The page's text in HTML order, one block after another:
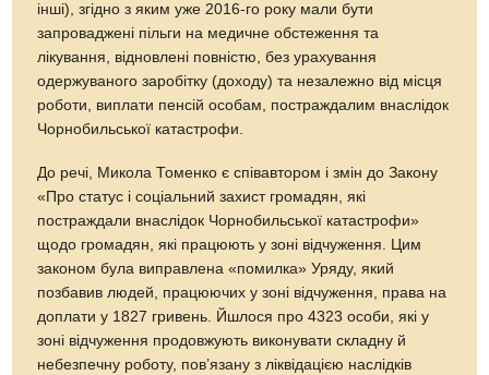
інші), згідно з яким уже 2016-го року мали бути
запроваджені пільги на медичне обстеження та
лікування, відновлені повністю, без урахування
одержуваного заробітку (доходу) та незалежно від місця
роботи, виплати пенсій особам, постраждалим внаслідок
Чорнобильської катастрофи.
До речі, Микола Томенко є співавтором і змін до Закону
«Про статус і соціальний захист громадян, які
постраждали внаслідок Чорнобильської катастрофи»
щодо громадян, які працюють у зоні відчуження. Цим
законом була виправлена «помилка» Уряду, який
позбавив людей, працюючих у зоні відчуження, права на
доплати у 1827 гривень. Йшлося про 4323 особи, які у
зоні відчуження продовжують виконувати складну й
небезпечну роботу, пов’язану з ліквідацією наслідків